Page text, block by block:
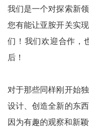
我们是一个对探索新
您有能让亚胺开关实
们！我们欢迎合作，
后！
对于那些同样刚开始
设计、创造全新的东
因为有趣的观察和新